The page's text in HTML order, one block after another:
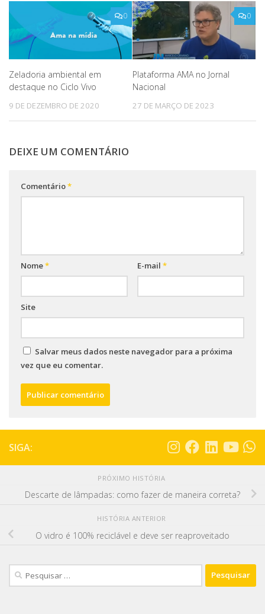
0
Zeladoria ambiental em
destaque no Ciclo Vivo
9 DE DEZEMBRO DE 2020
0
Plataforma AMA no Jornal
Nacional
27 DE MARÇO DE 2023
DEIXE UM COMENTÁRIO
Comentário*
Nome* E-mail *
Site
Salvar meus dados neste navegador para a próxima
vez que eu comentar.
SIGA:
PRÓXIMO HISTÓRIA
Descarte de lâmpadas: como fazer de maneira correta?
HISTÓRIA ANTERIOR
O vidro é 100% reciclável e deve ser reaproveitado